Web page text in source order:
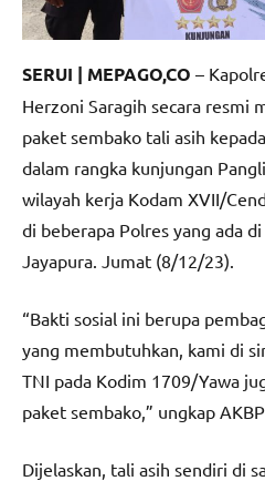
SERUI | MEPAGO,CO –
Herzoni Saragih secara resmi
paket sembako tali asih
dalam rangka kunjungan
wilayah kerja Kodam XVII/
di beberapa Polres yang ada
Jayapura. Jumat (8/12/23).
“Bakti sosial ini berupa
yang membutuhkan, kami di
TNI pada Kodim 1709/Yawa
paket sembako,” ungkap
Dijelaskan, tali asih sendiri di